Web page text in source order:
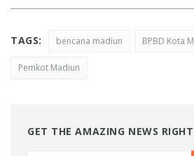
TAGS: bencana madiun BPBD Kota
Pemkot Madiun
GET THE AMAZING NEWS